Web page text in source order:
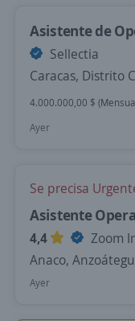
Asistente de
Sellectia
Caracas, Distrito
4.000.000,00 $
Ayer
Se precisa
Asistente
4,4
Zoom
Anaco,
Ayer